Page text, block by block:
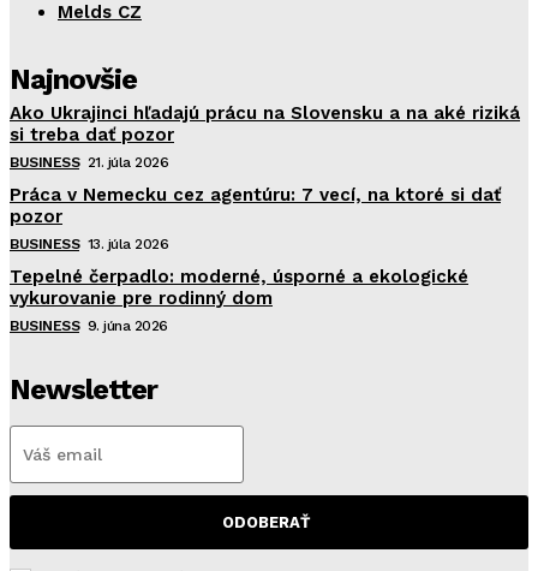
Melds CZ
Najnovšie
Ako Ukrajinci hľadajú prácu na Slovensku a na aké riziká
si treba dať pozor
BUSINESS 21. júla 2026
Práca v Nemecku cez agentúru: 7 vecí, na ktoré si dať
pozor
BUSINESS 13. júla 2026
Tepelné čerpadlo: moderné, úsporné a ekologické
vykurovanie pre rodinný dom
BUSINESS 9. júna 2026
Newsletter
ODOBERAŤ